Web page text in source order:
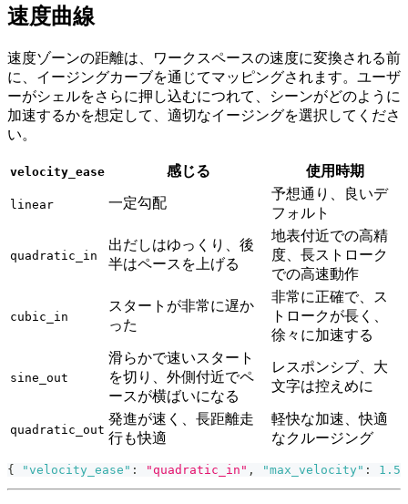
速度曲線
速度ゾーンの距離は、ワークスペースの速度に変換される前
に、イージングカーブを通じてマッピングされます。ユーザ
ーがシェルをさらに押し込むにつれて、シーンがどのように
加速するかを想定して、適切なイージングを選択してくださ
い。
velocity_ease 感じる 使用時期
linear 一定勾配
予想通り、良いデ
フォルト
quadratic_in
出だしはゆっくり、後
半はペースを上げる
地表付近での高精
度、長ストローク
での高速動作
cubic_in
スタートが非常に遅か
った
非常に正確で、ス
トロークが長く、
徐々に加速する
sine_out
滑らかで速いスタート
を切り、外側付近でペ
ースが横ばいになる
レスポンシブ、大
文字は控えめに
quadratic_out
発進が速く、長距離走
行も快適
軽快な加速、快適
なクルージング
{ "velocity_ease" : "quadratic_in" , "max_velocity" : 1.5